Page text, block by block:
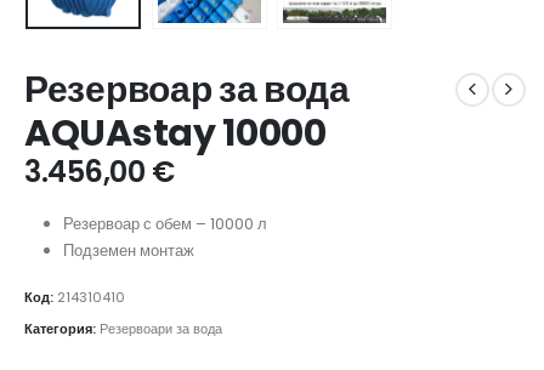
Резервоар за вода
AQUAstay 10000
3.456,00 €
Резервоар с обем – 10000 л
Подземен монтаж
Код: 214310410
Категория: Резервоари за вода